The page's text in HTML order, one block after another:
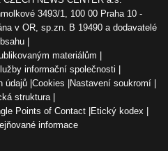
3493/1, 100 00 Praha 10 -
v OR, sp.zn. B 19490 a dodavatelé
materiálům
informační společnosti
údajů Cookies
Nastavení soukromí
struktura
Points of Contact
Etický kodex
informace